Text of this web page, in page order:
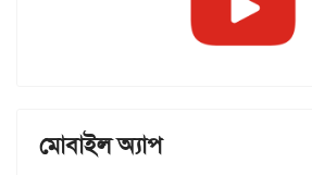
মোবাইল অ্যাপ